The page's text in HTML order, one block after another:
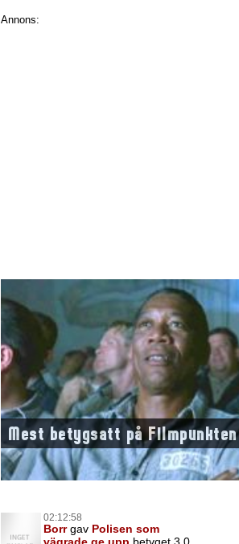
Annons:
Mest betygsatt på Filmpunkten
02:12:58
Borrgav Polisen som
vägrade ge upp betyget 3,0